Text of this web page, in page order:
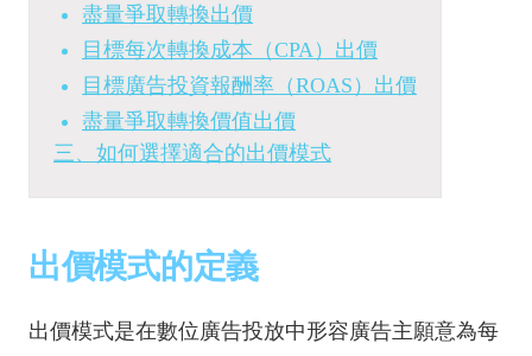
盡量爭取轉換出價
目標每次轉換成本（CPA）出價
目標廣告投資報酬率（ROAS）出價
盡量爭取轉換價值出價
三、如何選擇適合的出價模式
出價模式的定義
出價模式是在數位廣告投放中形容廣告主願意為每